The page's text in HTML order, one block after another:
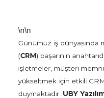
\n\n
Günümüz iş dünyasında
(CRM) başarının
işletmeler, müşteri
yükseltmek için etkili
duymaktadır. UBY